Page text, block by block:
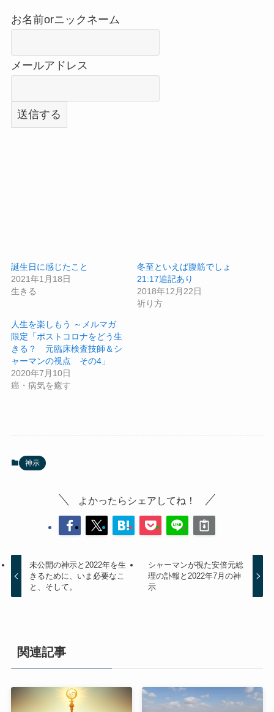
お名前orニックネーム
メールアドレス
誕生日に感じたこと
2021年1月18日
生きる
冬至といえば腹筋でしょ
21:17追記あり
2018年12月22日
祈り方
人生を楽しもう ～メルマガ
限定「ポストコロナをどう生
きる？ 元臨床検査技師＆シ
ャーマンの視点 その4」
2020年7月10日
癌・病気を癒す
神示
よかったらシェアしてね！
未公開の神示と2022年を生
きるために、いま必要なこ
と、そして。
シャーマンが視た安倍元総
理の訃報と2022年7月の神
示
関連記事